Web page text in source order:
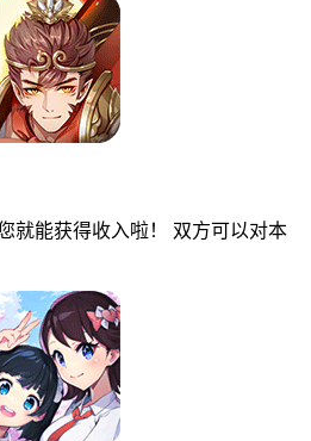
能获得收入啦！ 双方可以对本